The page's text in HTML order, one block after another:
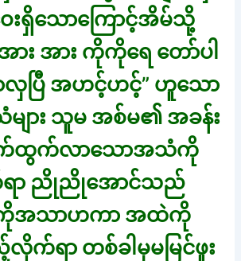
ရှိသောကြောင့်အိမ်သို့
အား အား ကိုကိုရေ တော်ပါ
ာလှပြီ အဟင့်ဟင့်” ဟူသော
များ သူမ အစ်မ၏ အခန်း
ထွက်လာသောအသံကို
ရာ ညိုညိုအောင်သည်
ကိုအသာဟကာ အထဲကို
လိုက်ရာ တစ်ခါမှမမြင်ဖူး